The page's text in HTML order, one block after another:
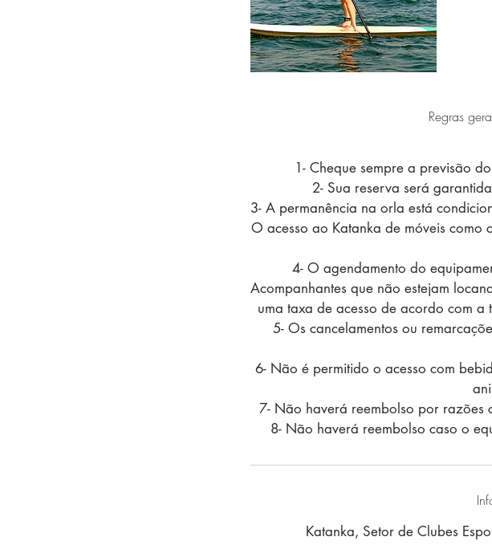
Regras
1- Cheque sempre a previsão
2- Sua reserva será
3- A permanência na orla está
O acesso ao Katanka de móveis como
4- O agendamento do
Acompanhantes que não estejam
uma taxa de acesso de acordo com
5- Os cancelamentos ou
6- Não é permitido o acesso com
7- Não haverá reembolso por razões
8- Não haverá reembolso caso o
Katanka, Setor de Clubes